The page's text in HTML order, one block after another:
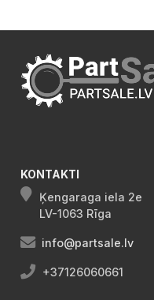
KONTAKTI
Ķengaraga iela 2e
LV-1063 Rīga
info@partsale.lv
+37126060661